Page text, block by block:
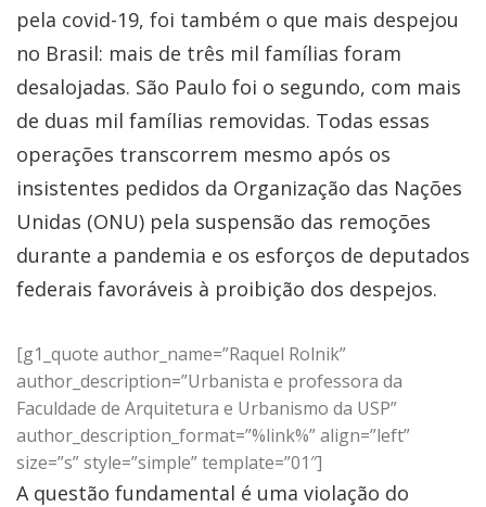
pela covid-19, foi também o que mais despejou
no Brasil: mais de três mil famílias foram
desalojadas. São Paulo foi o segundo, com mais
de duas mil famílias removidas. Todas essas
operações transcorrem mesmo após os
insistentes pedidos da Organização das Nações
Unidas (ONU) pela suspensão das remoções
durante a pandemia e os esforços de deputados
federais favoráveis à proibição dos despejos.
[g1_quote author_name=”Raquel Rolnik”
author_description=”Urbanista e professora da
Faculdade de Arquitetura e Urbanismo da USP”
author_description_format=”%link%” align=”left”
size=”s” style=”simple” template=”01″]
A questão fundamental é uma violação do